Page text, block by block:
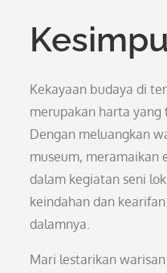
Kekayaan budaya di
merupakan harta
Dengan meluangkan
museum, meramaikan
dalam kegiatan seni
keindahan dan
dalamnya.
Mari lestarikan